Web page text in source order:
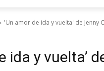
'Un amor de ida y vuelta' de Jenny
ida y vuelta’